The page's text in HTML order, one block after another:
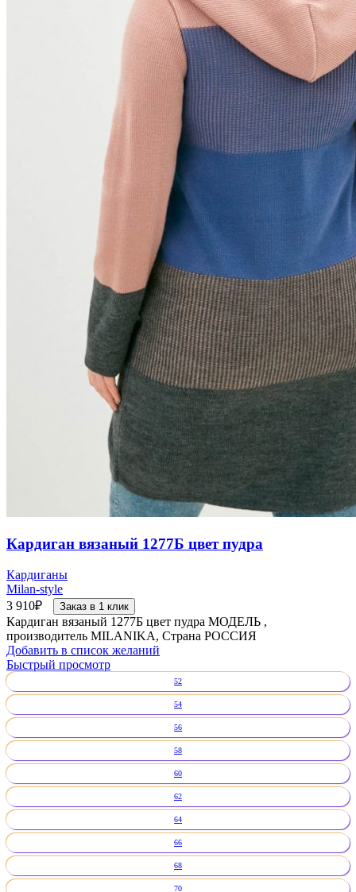
Кардиган вязаный 1277Б цвет пудра
Кардиганы
Milan-style
3 910₽ Заказ в 1 клик
Кардиган вязаный 1277Б цвет пудра МОДЕЛЬ ,
производитель MILANIKA, Страна РОССИЯ
Добавить в список желаний
Быстрый просмотр
52
54
56
58
60
62
64
66
68
70